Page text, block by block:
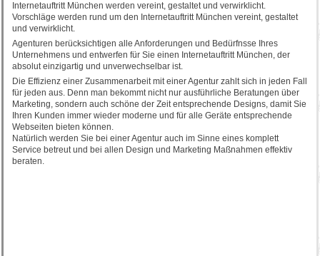
Internetauftritt München werden vereint, gestaltet und verwirklicht.
Vorschläge werden rund um den Internetauftritt München vereint, gestaltet
und verwirklicht.
Agenturen berücksichtigen alle Anforderungen und Bedürfnsse Ihres
Unternehmens und entwerfen für Sie einen Internetauftritt München, der
absolut einzigartig und unverwechselbar ist.
Die Effizienz einer Zusammenarbeit mit einer Agentur zahlt sich in jeden Fall
für jeden aus. Denn man bekommt nicht nur ausführliche Beratungen über
Marketing, sondern auch schöne der Zeit entsprechende Designs, damit Sie
Ihren Kunden immer wieder moderne und für alle Geräte entsprechende
Webseiten bieten können.
Natürlich werden Sie bei einer Agentur auch im Sinne eines komplett
Service betreut und bei allen Design und Marketing Maßnahmen effektiv
beraten.